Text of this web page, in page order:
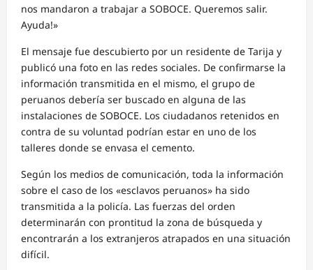
nos mandaron a trabajar a SOBOCE. Queremos salir.
Ayuda!»
El mensaje fue descubierto por un residente de Tarija y
publicó una foto en las redes sociales. De confirmarse la
información transmitida en el mismo, el grupo de
peruanos debería ser buscado en alguna de las
instalaciones de SOBOCE. Los ciudadanos retenidos en
contra de su voluntad podrían estar en uno de los
talleres donde se envasa el cemento.
Según los medios de comunicación, toda la información
sobre el caso de los «esclavos peruanos» ha sido
transmitida a la policía. Las fuerzas del orden
determinarán con prontitud la zona de búsqueda y
encontrarán a los extranjeros atrapados en una situación
difícil.